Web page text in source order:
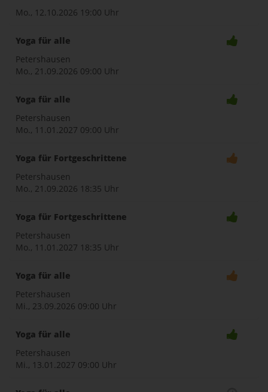
Mo., 12.10.2026 19:00 Uhr
Yoga für alle
Petershausen
Mo., 21.09.2026 09:00 Uhr
Yoga für alle
Petershausen
Mo., 11.01.2027 09:00 Uhr
Yoga für Fortgeschrittene
Petershausen
Mo., 21.09.2026 18:35 Uhr
Yoga für Fortgeschrittene
Petershausen
Mo., 11.01.2027 18:35 Uhr
Yoga für alle
Petershausen
Mi., 23.09.2026 09:00 Uhr
Yoga für alle
Petershausen
Mi., 13.01.2027 09:00 Uhr